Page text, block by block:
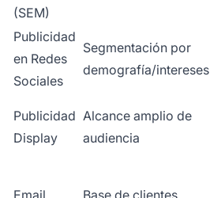
(SEM)
Publicidad
en Redes
Sociales
Segmentación por
demografía/intereses
Publicidad
Display
Alcance amplio de
audiencia